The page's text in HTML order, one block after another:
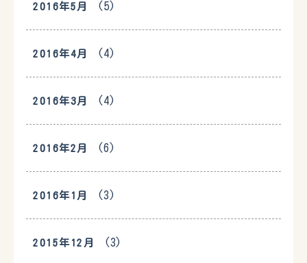
2016年5月 (5)
2016年4月 (4)
2016年3月 (4)
2016年2月 (6)
2016年1月 (3)
2015年12月 (3)